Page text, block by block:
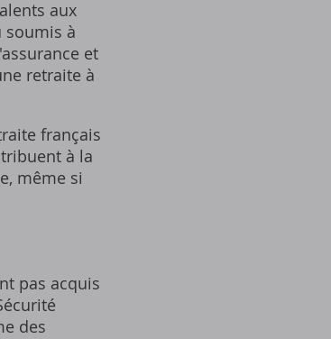
aux
soumis à
et
retraite à
français
à la
même si
pas acquis
des